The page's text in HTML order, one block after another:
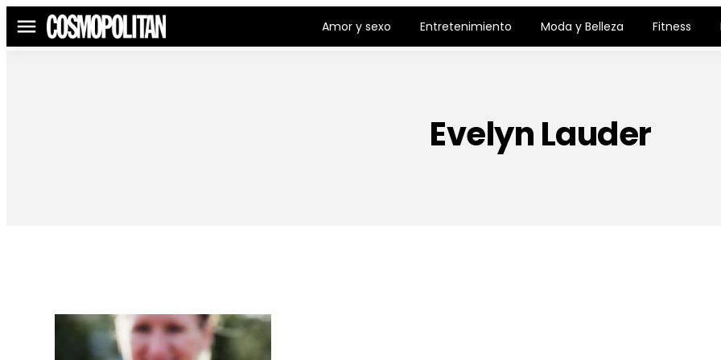
Menú Amor y sexo Entretenimiento Moda y Belleza Fitness
Evelyn Lauder